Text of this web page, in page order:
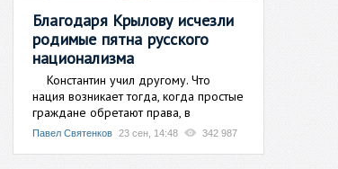
Благодаря Крылову исчезли
родимые пятна русского
национализма
Константин учил другому. Что
нация возникает тогда, когда простые
граждане обретают права, в
Павел Святенков 23 сен, 14:48 342 987